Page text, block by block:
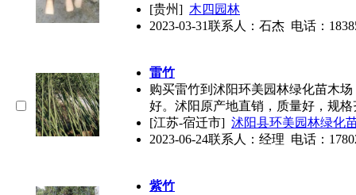
[贵州] 木四园林
2023-03-31联系人：石杰 电话：
雷竹
购买雷竹到沭阳环美园林绿化苗木
好。沭阳原产地直销，质量好，规格
[江苏-宿迁市] 沭阳县环美园林绿化
2023-06-24联系人：经理 电话：
紫竹